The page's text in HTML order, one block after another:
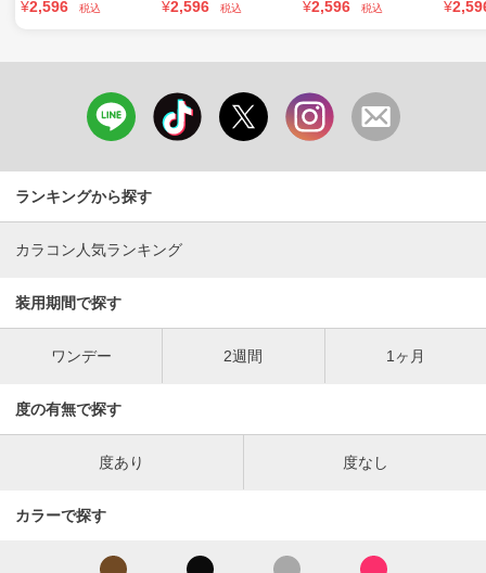
¥2,596 税込 ¥2,596 税込 ¥2,596 税込 ¥
ランキングから探す
カラコン人気ランキング
装用期間で探す
ワンデー 2週間 1ヶ月
度の有無で探す
度あり 度なし
カラーで探す